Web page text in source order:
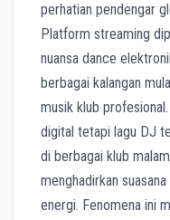
perhatian pendengar
Platform streaming
nuansa dance
berbagai kalangan
musik klub
digital tetapi lagu DJ
di berbagai klub
menghadirkan
energi. Fenomena ini